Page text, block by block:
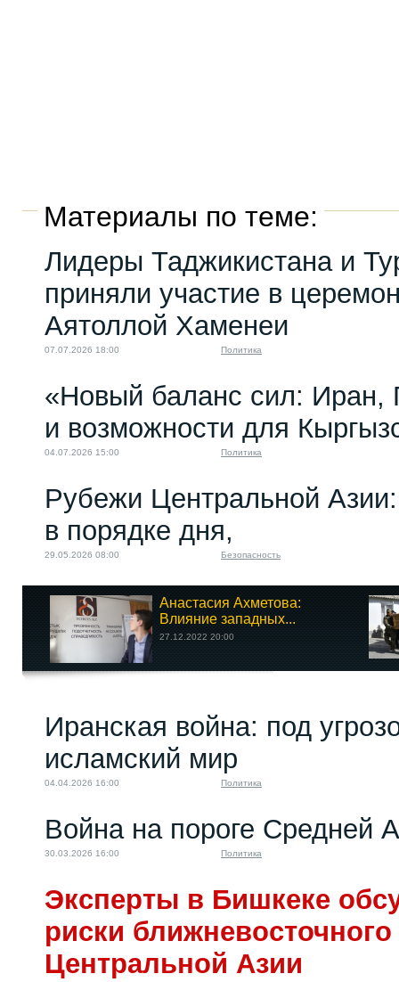
Материалы по теме:
Лидеры Таджикистана и
приняли участие в
Аятоллой Хаменеи
07.07.2026 18:00 Политика
«Новый баланс сил: Иран,
и возможности для
04.07.2026 15:00 Политика
Рубежи Центральной
в порядке дня,
29.05.2026 08:00 Безопасность
Анастасия Ахметова:
Влияние западных...
27.12.2022 20:00
Иранская война: под
исламский мир
04.04.2026 16:00 Политика
Война на пороге Средней
30.03.2026 16:00 Политика
Эксперты в Бишкеке
риски
Центральной Азии